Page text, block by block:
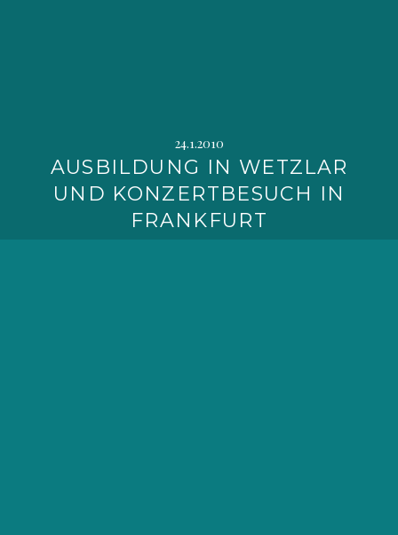
24.1.2010
AUSBILDUNG IN WETZLAR
UND KONZERTBESUCH IN
FRANKFURT